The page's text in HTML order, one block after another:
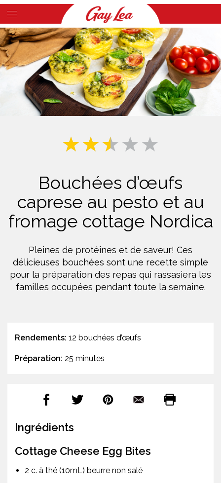
Skip
to
main
content
Main
Content
Bouchées d’œufs
caprese au pesto et au
fromage cottage Nordica
Pleines de protéines et de saveur! Ces
délicieuses bouchées sont une recette simple
pour la préparation des repas qui rassasiera les
familles occupées pendant toute la semaine.
Rendements: 12 bouchées d’œufs
Préparation: 25 minutes
Ingrédients
Cottage Cheese Egg Bites
2 c. à thé (10mL) beurre non salé